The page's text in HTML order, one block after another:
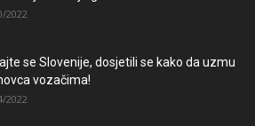
2022
se Slovenije, dosjetili se kako da uzmu
vozačima!
2022